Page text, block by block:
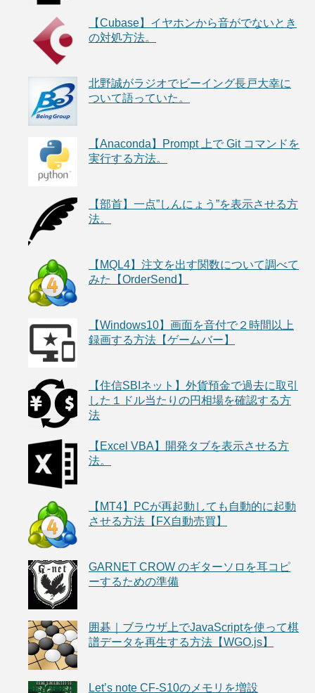
【Cubase】イヤホンから音がでないとき
の対処方法。
北野誠がラジオでビーイング長戸大幸に
ついて語っていた。
【Anaconda】Prompt 上で Git コマンドを
実行する方法。
【部首】一点”しんにょう”を表示させる方
法。
【MQL4】注文を出す関数について調べて
みた【OrderSend】
【Windows10】画面を音付で２時間以上
録画する方法【ゲームバー】
【住信SBIネット】外貨預金で過去に取引
した１ドル当たりの円相場を確認する方
法
【Excel VBA】開発タブを表示させる方
法。
【MT4】PCが再起動しても自動的に起動
させる方法【FX自動売買】
GARNET CROW のギターソロを耳コピ
ーするための準備
囲碁｜ブラウザ上でJavaScriptを使って棋
譜データを再生する方法【WGO.js】
Let’s note CF-S10のメモリを増設